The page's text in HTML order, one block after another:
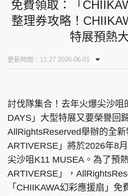
玄學靈異
東周刊 cazbuyer
PCM 電腦廣場 星島頭條
免費領取：「
整理券攻略！
特展預熱
更新時間：11:27 2026-06-01
討伐隊集合！去年火爆尖沙咀
DAYS」大型特展又要榮譽回
AllRightsReserved舉辦的全
ARTIVERSE」將於2026年8
尖沙咀K11 MUSEA。為了預
ARTIVERSE」，
「CHIIKAWA幻彩應援扇」